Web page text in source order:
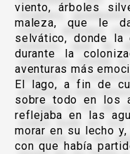
viento, árboles
maleza, que le
selvático, donde
durante la
aventuras más
El lago, a fin de
sobre todo en los
reflejaba en las
morar en su lecho
con que había